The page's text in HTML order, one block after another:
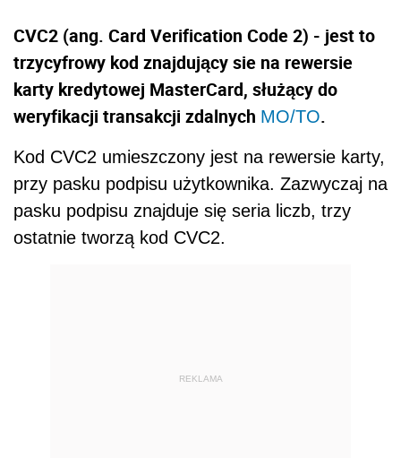
CVC2 (ang. Card Verification Code 2) - jest to
trzycyfrowy kod znajdujący sie na rewersie
karty kredytowej MasterCard, służący do
weryfikacji transakcji zdalnych MO/TO.
Kod CVC2 umieszczony jest na rewersie karty,
przy pasku podpisu użytkownika. Zazwyczaj na
pasku podpisu znajduje się seria liczb, trzy
ostatnie tworzą kod CVC2.
REKLAMA